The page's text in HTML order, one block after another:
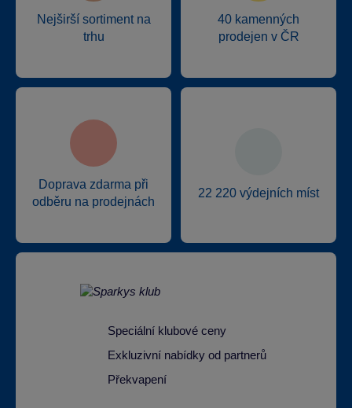
Nejširší sortiment na
trhu
40 kamenných
prodejen v ČR
Doprava zdarma při
odběru na prodejnách
22 220 výdejních míst
Speciální klubové ceny
Exkluzivní nabídky od partnerů
Překvapení